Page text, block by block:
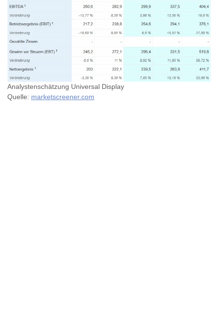
Analystenschätzung Universal Display
Quelle: marketscreener.com